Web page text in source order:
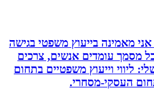
בייעוץ משפטי בגישה
עומדים אנשים, צרכים
וייעוץ משפטיים בתחום
מסחרי.